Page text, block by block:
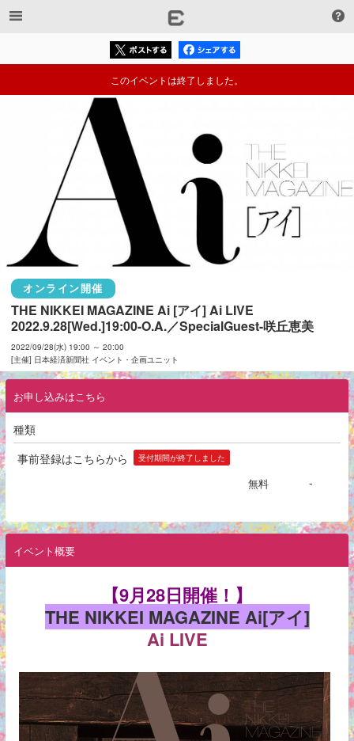
このイベントは終了しました。
オンライン開催
THE NIKKEI MAGAZINE Ai [アイ] Ai LIVE
2022.9.28[Wed.]19:00-O.A.／SpecialGuest-咲丘恵美
2022/09/28(水) 19:00 ～ 20:00
[主催] 日本経済新聞社 イベント・企画ユニット
お申し込みはこちら
種類
事前登録はこちらから
受付期間が終了しました
無料 -
イベント概要
【9月28日開催！】
THE NIKKEI MAGAZINE Ai[アイ]
Ai LIVE